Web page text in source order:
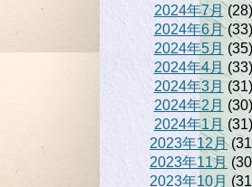
2024年7月(28)
2024年6月(33)
2024年5月(35)
2024年4月 (33)
2024年3月 (31)
2024年2月 (30)
2024年1月 (31)
2023年12月
2023年11月
2023年10月